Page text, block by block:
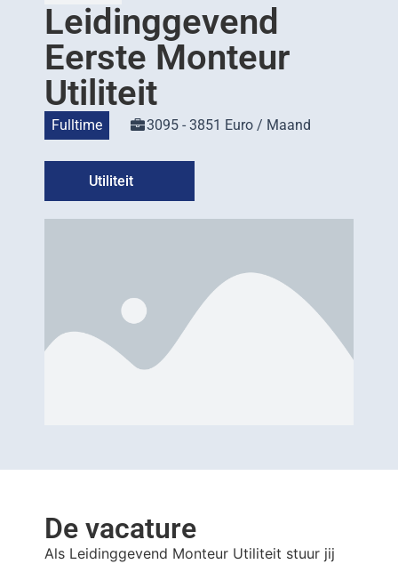
Leidinggevend
Eerste Monteur
Utiliteit
Fulltime 3095 - 3851 Euro / Maand
Utiliteit
De vacature
Als Leidinggevend Monteur Utiliteit stuur jij